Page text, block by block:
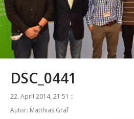
DSC_0441
22. April 2014, 21:51 ::
Autor: Matthias Gräf